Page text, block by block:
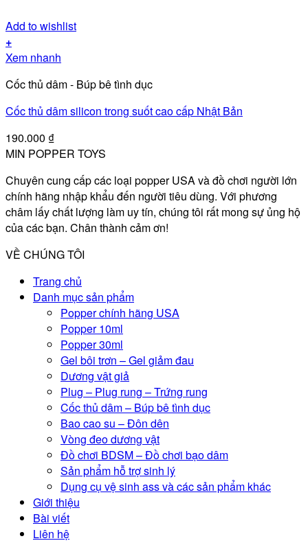
Add to wishlist
+
Xem nhanh
Cốc thủ dâm - Búp bê tình dục
Cốc thủ dâm silicon trong suốt cao cấp Nhật Bản
190.000 ₫
MIN POPPER TOYS
Chuyên cung cấp các loại popper USA và đồ chơi người lớn
chính hãng nhập khẩu đến người tiêu dùng. Với phương
châm lấy chất lượng làm uy tín, chúng tôi rất mong sự ủng hộ
của các bạn. Chân thành cảm ơn!
VỀ CHÚNG TÔI
Trang chủ
Danh mục sản phẩm
Popper chính hãng USA
Popper 10ml
Popper 30ml
Gel bôi trơn – Gel giảm đau
Dương vật giả
Plug – Plug rung – Trứng rung
Cốc thủ dâm – Búp bê tình dục
Bao cao su – Đôn dên
Vòng đeo dương vật
Đồ chơi BDSM – Đồ chơi bạo dâm
Sản phẩm hỗ trợ sinh lý
Dụng cụ vệ sinh ass và các sản phẩm khác
Giới thiệu
Bài viết
Liên hệ